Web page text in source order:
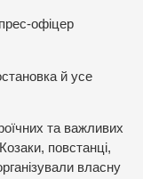
офіцер
й усе
та важливих
повстанці,
власну